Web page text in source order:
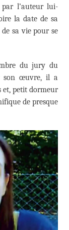
par l’auteur lui-
la date de sa
sa vie pour se
du jury du
son œuvre, il a
et, petit dormeur
de presque